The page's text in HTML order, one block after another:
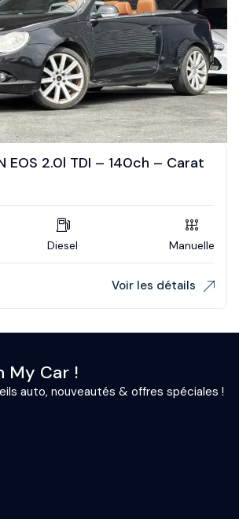
EOS 2.0l TDI – 140ch – Carat
Diesel Manuelle
Voir les détails
My Car !
auto, nouveautés & offres spéciales !